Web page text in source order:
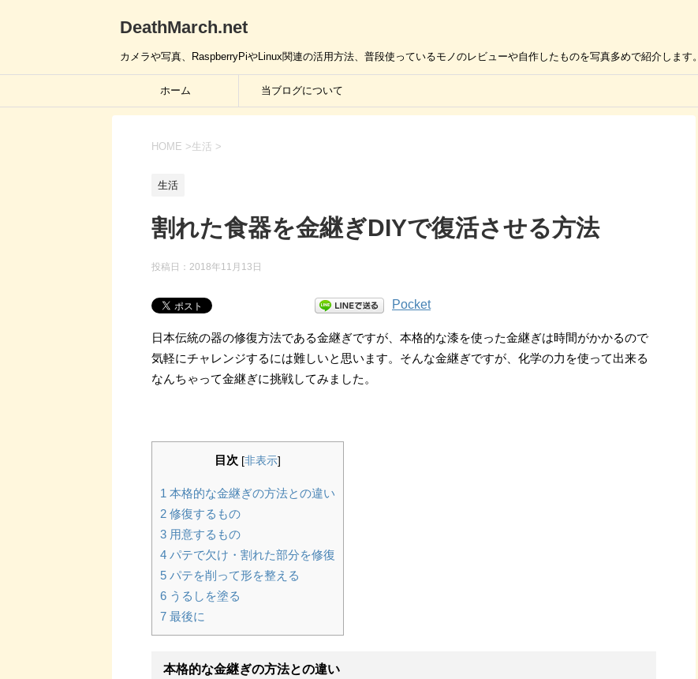
DeathMarch.net
カメラや写真、RaspberryPiやLinux関連の活用方法、普段使っているモノのレビューや自作したものを写真多めで紹介します。
ホーム 当ブログについて
HOME >生活 >
生活
割れた食器を金継ぎDIYで復活させる方法
投稿日： 2018年11月13日
Pocket
日本伝統の器の修復方法である金継ぎですが、本格的な漆を使った金継ぎは時間がかかるので
気軽にチャレンジするには難しいと思います。そんな金継ぎですが、化学の力を使って出来る
なんちゃって金継ぎに挑戦してみました。
目次 [非表示]
1 本格的な金継ぎの方法との違い
2 修復するもの
3 用意するもの
4 パテで欠け・割れた部分を修復
5 パテを削って形を整える
6 うるしを塗る
7 最後に
本格的な金継ぎの方法との違い